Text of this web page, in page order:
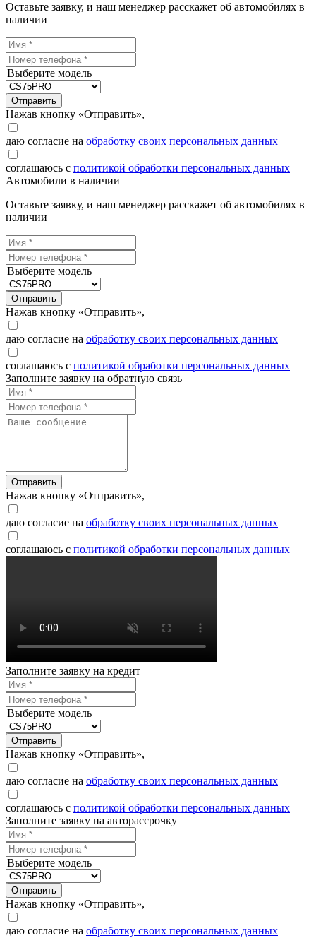
Оставьте заявку, и наш менеджер расскажет об автомобилях в
наличии
Выберите модель
Отправить
Нажав кнопку «Отправить»,
даю согласие на обработку своих персональных данных
соглашаюсь с политикой обработки персональных данных
Автомобили в наличии
Оставьте заявку, и наш менеджер расскажет об автомобилях в
наличии
Выберите модель
Отправить
Нажав кнопку «Отправить»,
даю согласие на обработку своих персональных данных
соглашаюсь с политикой обработки персональных данных
Заполните заявку на обратную связь
Отправить
Нажав кнопку «Отправить»,
даю согласие на обработку своих персональных данных
соглашаюсь с политикой обработки персональных данных
Заполните заявку на кредит
Выберите модель
Отправить
Нажав кнопку «Отправить»,
даю согласие на обработку своих персональных данных
соглашаюсь с политикой обработки персональных данных
Заполните заявку на авторассрочку
Выберите модель
Отправить
Нажав кнопку «Отправить»,
даю согласие на обработку своих персональных данных